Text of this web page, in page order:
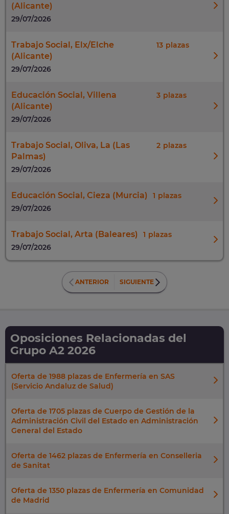
(Alicante)
29/07/2026
Trabajo Social, Elx/Elche
(Alicante)
13
29/07/2026
Educación Social, Villena
(Alicante)
3
29/07/2026
Trabajo Social, Oliva, La (Las
Palmas)
2
29/07/2026
Educación Social, Cieza (Murcia)
1
29/07/2026
Trabajo Social, Arta (Baleares)
1
29/07/2026
ANTERIOR SIGUIENTE
Oposiciones Relacionadas del
Grupo A2 2026
Oferta de 1988 plazas de Enfermería en SAS
(Servicio Andaluz de Salud)
Oferta de 1705 plazas de Cuerpo de Gestión de la
Administración Civil del Estado en Administración
General del Estado
Oferta de 1462 plazas de Enfermería en Conselleria
de Sanitat
Oferta de 1350 plazas de Enfermería en Comunidad
de Madrid